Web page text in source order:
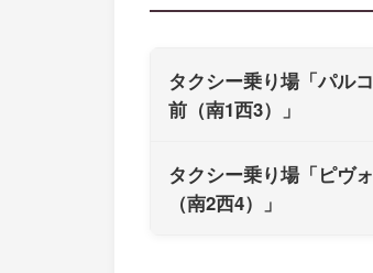
タクシー乗り場「パルコ
前（南1西3）」
タクシー乗り場「ピヴォ
（南2西4）」